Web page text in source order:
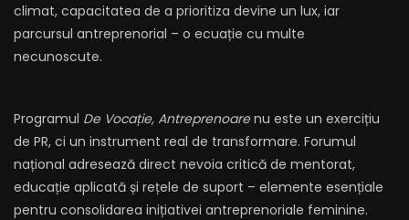
climat, capacitatea de a prioritiza devine un lux, iar
parcursul antreprenorial – o ecuație cu multe
necunoscute.
Programul De Vocație, Antreprenoarenu este un exercițiu
de PR, ci un instrument real de transformare. Forumul
național adresează direct nevoia critică de mentorat,
educație aplicată și rețele de suport – elemente esențiale
pentru consolidarea inițiativei antreprenoriale feminine.